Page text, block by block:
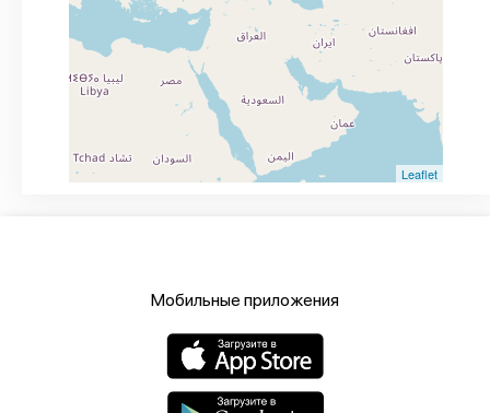
Leaflet
Мобильные приложения